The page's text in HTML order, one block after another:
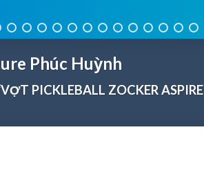
Phúc Huỳnh
PICKLEBALL ZOCKER ASPIRE